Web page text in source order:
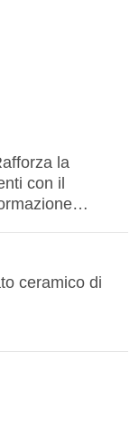
la
con il
ceramico di